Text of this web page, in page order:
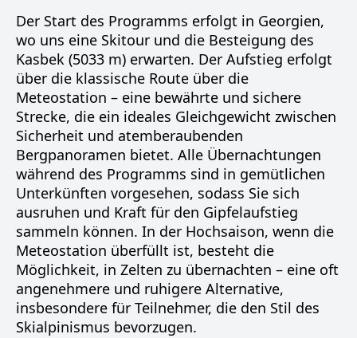
Der Start des Programms erfolgt in Georgien,
wo uns eine Skitour und die Besteigung des
Kasbek (5033 m) erwarten. Der Aufstieg erfolgt
über die klassische Route über die
Meteostation – eine bewährte und sichere
Strecke, die ein ideales Gleichgewicht zwischen
Sicherheit und atemberaubenden
Bergpanoramen bietet. Alle Übernachtungen
während des Programms sind in gemütlichen
Unterkünften vorgesehen, sodass Sie sich
ausruhen und Kraft für den Gipfelaufstieg
sammeln können. In der Hochsaison, wenn die
Meteostation überfüllt ist, besteht die
Möglichkeit, in Zelten zu übernachten – eine oft
angenehmere und ruhigere Alternative,
insbesondere für Teilnehmer, die den Stil des
Skialpinismus bevorzugen.